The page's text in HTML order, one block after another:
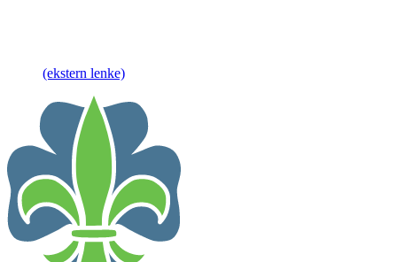
(ekstern lenke)